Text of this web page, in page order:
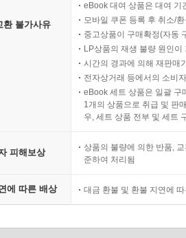
환 불가사유
eBook 대여 상품은 대여 기
모바일 쿠폰 등록 후 취소/
중고상품이 구매확정(자동
LP상품의 재생 불량 원인
시간의 경과에 의해 재판매
전자상거래 등에서의 소비
eBook 세트 상품은 일괄 구
1개의 상품으로 취급 및 판
우, 세트 상품 전부 및 세트
피해보상
상품의 불량에 의한 반품,
준하여 처리됨
에 따른 배상 대금 환불 및 환불 지연에